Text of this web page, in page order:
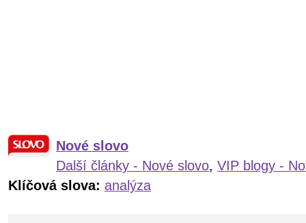
Nové slovo
Další články - Nové slovo, VIP blogy -
Klíčová slova: analýza